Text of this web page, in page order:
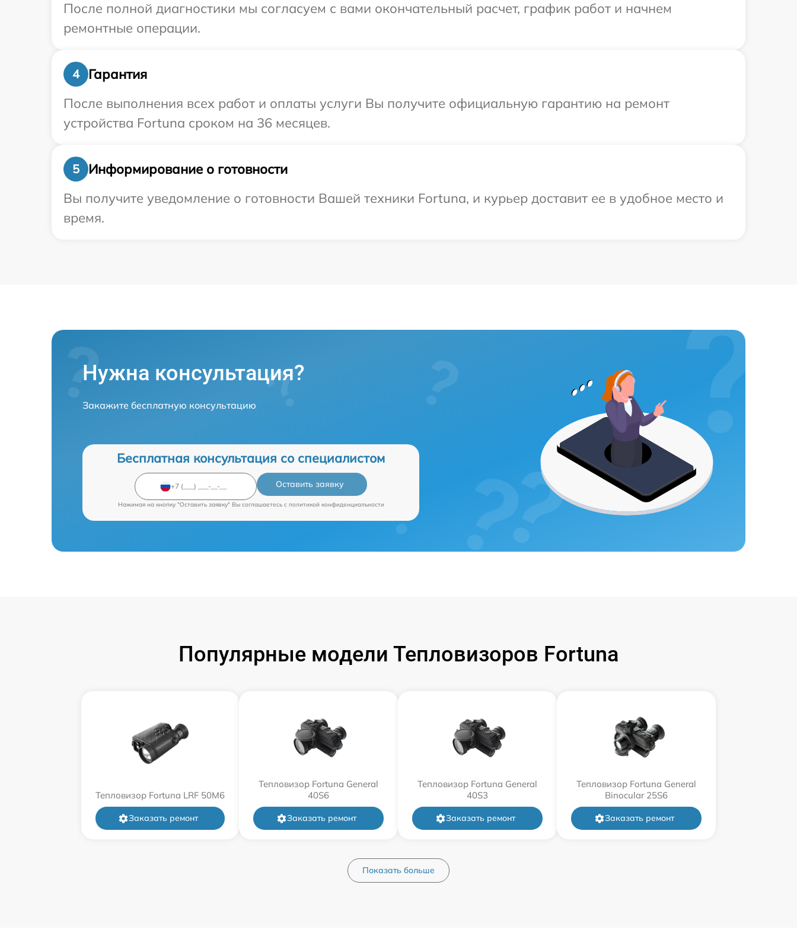
После полной диагностики мы согласуем с вами окончательный расчет, график работ и начнем
ремонтные операции.
4
Гарантия
После выполнения всех работ и оплаты услуги Вы получите официальную гарантию на ремонт
устройства Fortuna сроком на 36 месяцев.
5
Информирование о готовности
Вы получите уведомление о готовности Вашей техники Fortuna, и курьер доставит ее в удобное место и
время.
Нужна консультация?
Закажите бесплатную консультацию
Бесплатная консультация со специалистом
Оставить заявку
Нажимая на кнопку "Оставить заявку" Вы соглашаетесь c политикой конфиденциальности
Популярные модели Тепловизоров Fortuna
Тепловизор Fortuna LRF 50M6
Заказать ремонт
Тепловизор Fortuna General
40S6
Заказать ремонт
Тепловизор Fortuna General
40S3
Заказать ремонт
Тепловизор Fortuna General
Binocular 25S6
Заказать ремонт
Показать больше